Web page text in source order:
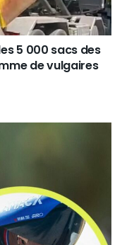
5 000 sacs des
de vulgaires